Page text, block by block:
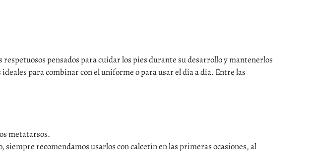
pensados para cuidar los pies durante su desarrollo y mantenerlos
para combinar con el uniforme o para usar el día a día. Entre las
metatarsos.
recomendamos usarlos con calcetín en las primeras ocasiones, al